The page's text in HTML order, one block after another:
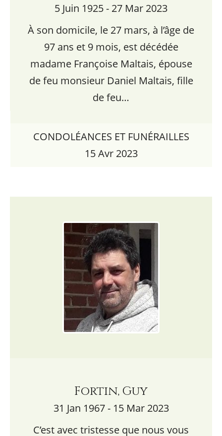
5 Juin 1925 - 27 Mar 2023
À son domicile, le 27 mars, à l’âge de
97 ans et 9 mois, est décédée
madame Françoise Maltais, épouse
de feu monsieur Daniel Maltais, fille
de feu…
CONDOLÉANCES ET FUNÉRAILLES
15 Avr 2023
Fortin, Guy
31 Jan 1967 - 15 Mar 2023
C’est avec tristesse que nous vous